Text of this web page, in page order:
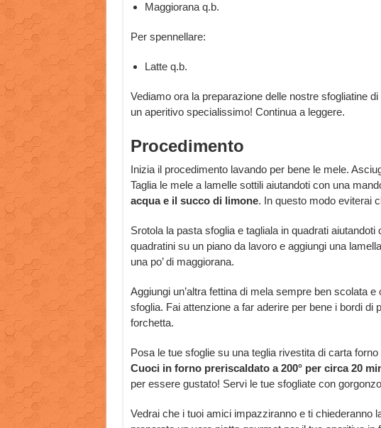
Maggiorana q.b.
Per spennellare:
Latte q.b.
Vediamo ora la preparazione delle nostre sfogliatine
un aperitivo specialissimo! Continua a leggere.
Procedimento
Inizia il procedimento lavando per bene le mele.
Taglia le mele a lamelle sottili aiutandoti con una
acqua e il succo di limone. In questo modo eviterai
Srotola la pasta sfoglia e tagliala in quadrati
quadratini su un piano da lavoro e aggiungi una
una po’ di maggiorana.
Aggiungi un’altra fettina di mela sempre ben scolata
sfoglia. Fai attenzione a far aderire per bene i bordi di
forchetta.
Posa le tue sfoglie su una teglia rivestita di carta
Cuoci in forno preriscaldato a 200° per circa 20
per essere gustato! Servi le tue sfogliate con
Vedrai che i tuoi amici impazziranno e ti chiederanno